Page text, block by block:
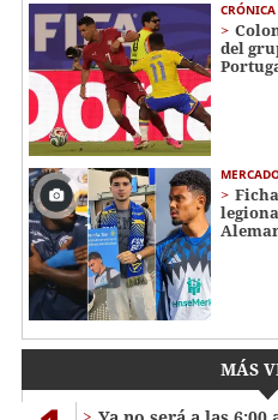
CRÓNICA
del
MÁS